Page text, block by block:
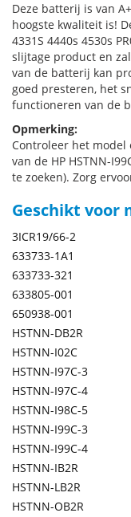
Deze batterij is van
hoogste kwaliteit is!
4331S 4440s 4530s
slijtage product en
van de batterij kan
goed presteren, het
functioneren van de
Opmerking:
Controleer het
van de HP HSTNN-
te zoeken). Zorg
Geschikt voor
3ICR19/66-2
633733-1A1
633733-321
633805-001
650938-001
HSTNN-DB2R
HSTNN-I02C
HSTNN-I97C-3
HSTNN-I97C-4
HSTNN-I98C-5
HSTNN-I99C-3
HSTNN-I99C-4
HSTNN-IB2R
HSTNN-LB2R
HSTNN-OB2R